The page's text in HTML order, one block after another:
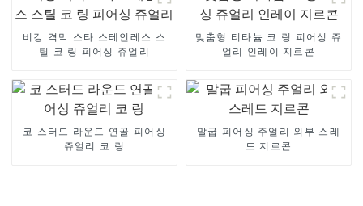
비강 격막 스타 스테인레스 스
틸 코 링 피어싱 쥬얼리
맞춤형 티타늄 코 링 피어싱 쥬
얼리 인레이 지르콘
코 스터드 라운드 연골 피어싱
쥬얼리 코 링
말굽 피어싱 주얼리 외부 스레
드 지르콘